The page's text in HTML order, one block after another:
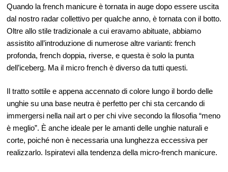
Quando la french manicure è tornata in auge dopo essere uscita
dal nostro radar collettivo per qualche anno, è tornata con il botto.
Oltre allo stile tradizionale a cui eravamo abituate, abbiamo
assistito all’introduzione di numerose altre varianti: french
profonda, french doppia, riverse, e questa è solo la punta
dell’iceberg. Ma il micro french è diverso da tutti questi.
Il tratto sottile e appena accennato di colore lungo il bordo delle
unghie su una base neutra è perfetto per chi sta cercando di
immergersi nella nail art o per chi vive secondo la filosofia “meno
è meglio”. È anche ideale per le amanti delle unghie naturali e
corte, poiché non è necessaria una lunghezza eccessiva per
realizzarlo. Ispiratevi alla tendenza della micro-french manicure.